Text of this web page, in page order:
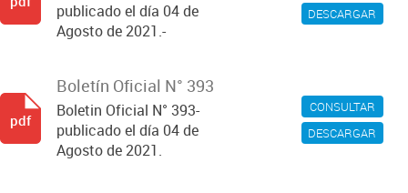
DESCARGAR
publicado el día 04 de
Agosto de 2021.-
CONSULTAR
DESCARGAR
Boletín Oficial N° 393
Boletin Oficial N° 393-
publicado el día 04 de
Agosto de 2021.
pdf